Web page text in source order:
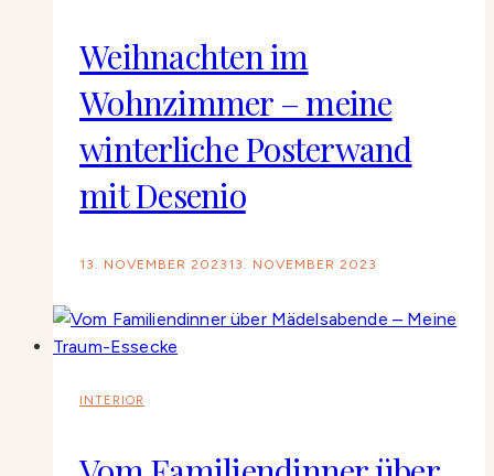
Weihnachten im
Wohnzimmer – meine
winterliche Posterwand
mit Desenio
13. NOVEMBER 2023 13. NOVEMBER 2023
INTERIOR